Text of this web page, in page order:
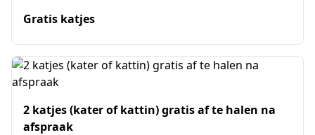
Gratis katjes
2 katjes (kater of kattin) gratis af te halen na
afspraak